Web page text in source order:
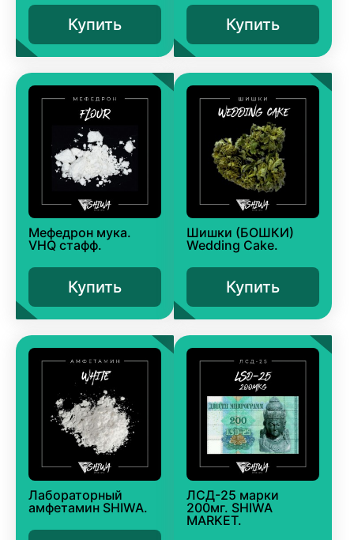
Купить Купить
Мефедрон мука.
VHQ стафф.
Купить
Шишки (БОШКИ)
Wedding Cake.
Купить
Лабораторный
амфетамин SHIWA.
ЛСД-25 марки
200мг. SHIWA
MARKET.